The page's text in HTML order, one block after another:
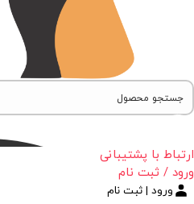
ارتباط با پشتیبانی
ورود / ثبت نام
ورود | ثبت نام